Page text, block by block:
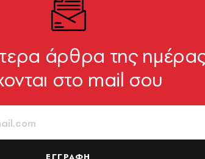
άρθρα της
στο mail σου
ΕΓΓΡΑΦΗ